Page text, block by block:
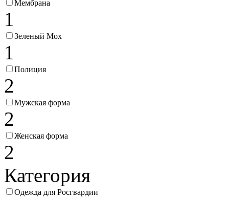
Мембрана
1
Зеленый Мох
1
Полиция
2
Мужская форма
2
Женская форма
2
Категория
Одежда для Росгвардии